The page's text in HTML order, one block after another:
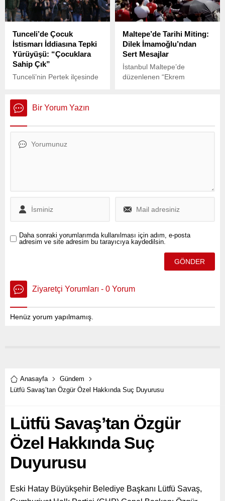
iddia edildi.
yaptı.
Tunceli’de Çocuk
İstismarı İddiasına Tepki
Yürüyüşü: “Çocuklara
Sahip Çık”
Tunceli’nin Pertek ilçesinde
tarafından büyük bir tepkiyle
karşılandı.
Maltepe’de Tarihi Miting:
Dilek İmamoğlu’ndan
Sert Mesajlar
İstanbul Maltepe’de
düzenlenen “Ekrem
şekilde tepki gösterdi.
Bir Yorum Yazın
Daha sonraki yorumlarımda kullanılması için adım, e-posta
adresim ve site adresim bu tarayıcıya kaydedilsin.
Ziyaretçi Yorumları - 0 Yorum
Henüz yorum yapılmamış.
Anasayfa
Gündem
Lütfü Savaş’tan Özgür Özel Hakkında Suç Duyurusu
Lütfü Savaş’tan Özgür
Özel Hakkında Suç
Duyurusu
Eski Hatay Büyükşehir Belediye Başkanı Lütfü Savaş,